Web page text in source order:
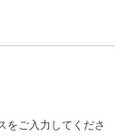
をご入力してくださ